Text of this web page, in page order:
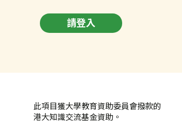
請登入
此項目獲大學教育資助委員會撥款的
港大知識交流基金資助。